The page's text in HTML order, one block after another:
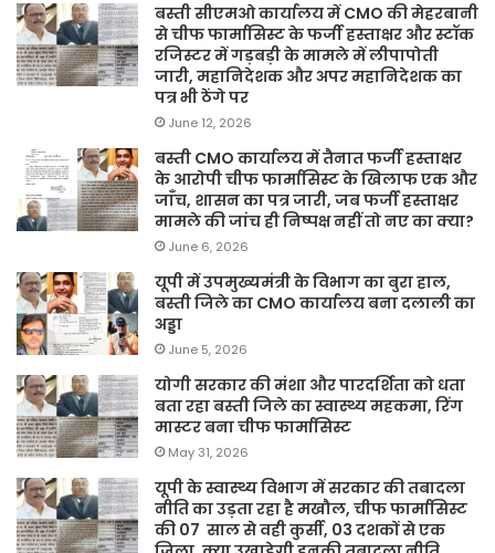
बस्ती सीएमओ कार्यालय में CMO की मेहरबानी
से चीफ फार्मासिस्ट के फर्जी हस्ताक्षर और स्टॉक
रजिस्टर में गड़बड़ी के मामले में लीपापोती
जारी, महानिदेशक और अपर महानिदेशक का
पत्र भी ठेंगे पर
June 12, 2026
बस्ती CMO कार्यालय में तैनात फर्जी हस्ताक्षर
के आरोपी चीफ फार्मासिस्ट के खिलाफ एक और
जाँच, शासन का पत्र जारी, जब फर्जी हस्ताक्षर
मामले की जांच ही निष्पक्ष नहीं तो नए का क्या?
June 6, 2026
यूपी में उपमुख्यमंत्री के विभाग का बुरा हाल,
बस्ती जिले का CMO कार्यालय बना दलाली का
अड्डा
June 5, 2026
योगी सरकार की मंशा और पारदर्शिता को धता
बता रहा बस्ती जिले का स्वास्थ्य महकमा, रिंग
मास्टर बना चीफ फार्मासिस्ट
May 31, 2026
यूपी के स्वास्थ्य विभाग में सरकार की तबादला
नीति का उड़ता रहा है मखौल, चीफ फार्मासिस्ट
की 07 साल से वही कुर्सी, 03 दशकों से एक